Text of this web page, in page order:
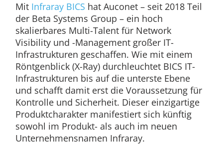
Mit Infraray BICS hat Auconet – seit 2018 Teil
der Beta Systems Group – ein hoch
skalierbares Multi-Talent für Network
Visibility und -Management großer IT-
Infrastrukturen geschaffen. Wie mit einem
Röntgenblick (X-Ray) durchleuchtet BICS IT-
Infrastrukturen bis auf die unterste Ebene
und schafft damit erst die Voraussetzung für
Kontrolle und Sicherheit. Dieser einzigartige
Produktcharakter manifestiert sich künftig
sowohl im Produkt- als auch im neuen
Unternehmensnamen Infraray.